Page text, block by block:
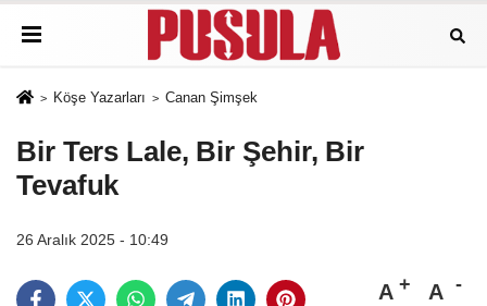
Köşe Yazarları Canan Şimşek
Bir Ters Lale, Bir Şehir, Bir
Tevafuk
26 Aralık 2025 - 10:49
A A